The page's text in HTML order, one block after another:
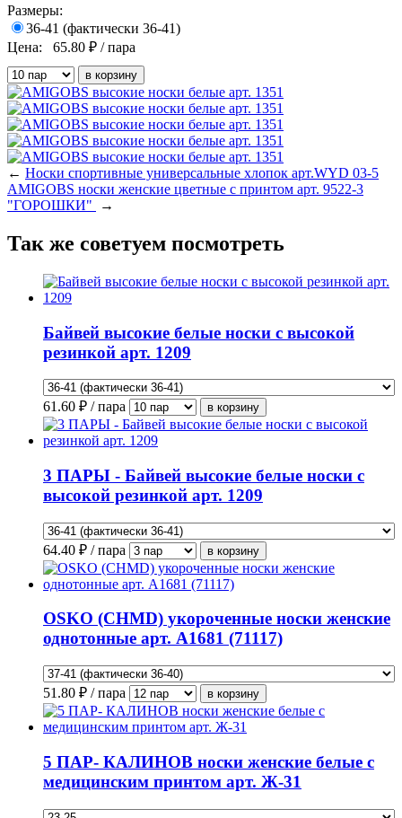
Размеры:
36-41 (фактически 36-41)
Цена:
65.80 ₽ / пара
← Носки спортивные универсальные хлопок арт.WYD 03-5
AMIGOBS носки женские цветные с принтом арт. 9522-3
"ГОРОШКИ"
→
Так же советуем посмотреть
Байвей высокие белые носки с высокой
резинкой арт. 1209
61.60 ₽ / пара
3 ПАРЫ - Байвей высокие белые носки с
высокой резинкой арт. 1209
64.40 ₽ / пара
OSKO (CHMD) укороченные носки женские
однотонные арт. А1681 (71117)
51.80 ₽ / пара
5 ПАР- КАЛИНОВ носки женские белые с
медицинским принтом арт. Ж-31